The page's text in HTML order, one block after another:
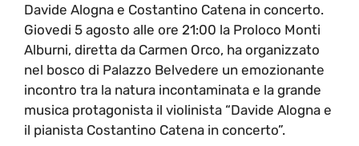
Davide Alogna e Costantino Catena in concerto.
Giovedi 5 agosto alle ore 21:00 la Proloco Monti
Alburni, diretta da Carmen Orco, ha organizzato
nel bosco di Palazzo Belvedere un emozionante
incontro tra la natura incontaminata e la grande
musica protagonista il violinista “Davide Alogna e
il pianista Costantino Catena in concerto”.